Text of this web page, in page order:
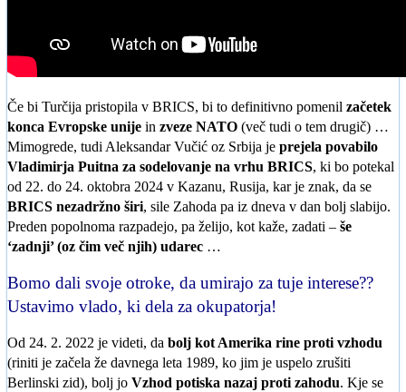
Če bi Turčija pristopila v BRICS, bi to definitivno pomenil začetek
konca Evropske unije in zveze NATO (več tudi o tem drugič) …
Mimogrede, tudi Aleksandar Vučić oz Srbija je prejela povabilo
Vladimirja Puitna za sodelovanje na vrhu BRICS, ki bo potekal
od 22. do 24. oktobra 2024 v Kazanu, Rusija, kar je znak, da se
BRICS nezadržno širi, sile Zahoda pa iz dneva v dan bolj slabijo.
Preden popolnoma razpadejo, pa želijo, kot kaže, zadati – še
‘zadnji’ (oz čim več njih) udarec …
Bomo dali svoje otroke, da umirajo za tuje interese??
Ustavimo vlado, ki dela za okupatorja!
Od 24. 2. 2022 je videti, da bolj kot Amerika rine proti vzhodu
(riniti je začela že davnega leta 1989, ko jim je uspelo zrušiti
Berlinski zid), bolj jo Vzhod potiska nazaj proti zahodu. Kje se